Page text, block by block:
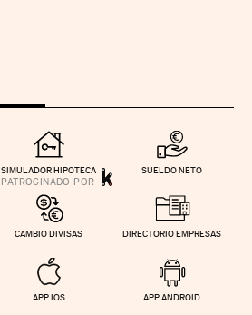
SIMULADOR HIPOTECA SUELDO NETO
CAMBIO DIVISAS DIRECTORIO EMPRESAS
APP IOS APP ANDROID